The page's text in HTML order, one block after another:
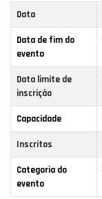
Data
Data de fim do
evento
Data limite de
inscrição
Capacidade
Inscritos
Categoria do
evento